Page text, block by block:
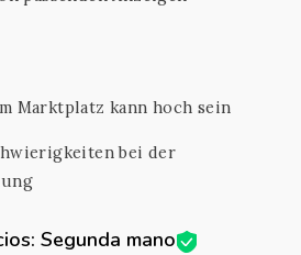
Marktplatz kann hoch sein
bei der
Segunda mano